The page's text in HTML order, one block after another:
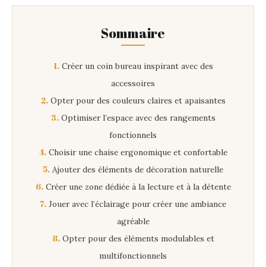
Sommaire
1.Créer un coin bureau inspirant avec des
accessoires
2.Opter pour des couleurs claires et apaisantes
3.Optimiser l’espace avec des rangements
fonctionnels
4.Choisir une chaise ergonomique et confortable
5. Ajouter des éléments de décoration naturelle
6.Créer une zone dédiée à la lecture et à la détente
7. Jouer avec l’éclairage pour créer une ambiance
agréable
8.Opter pour des éléments modulables et
multifonctionnels